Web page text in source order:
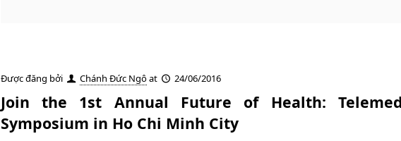
Được đăng bởi Chánh Đức Ngôat 24/06/2016
Join the 1st Annual Future of Health:
Symposium in Ho Chi Minh City